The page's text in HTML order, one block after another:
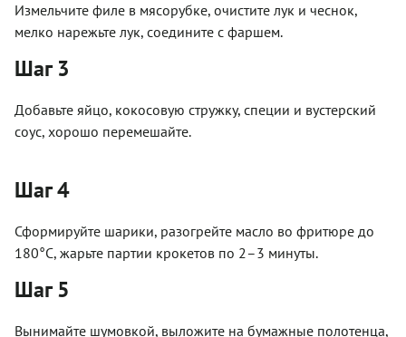
Измельчите филе в мясорубке, очистите лук и чеснок,
мелко нарежьте лук, соедините с фаршем.
Шаг 3
Добавьте яйцо, кокосовую стружку, специи и вустерский
соус, хорошо перемешайте.
Шаг 4
Сформируйте шарики, разогрейте масло во фритюре до
180°C, жарьте партии крокетов по 2–3 минуты.
Шаг 5
Вынимайте шумовкой, выложите на бумажные полотенца,